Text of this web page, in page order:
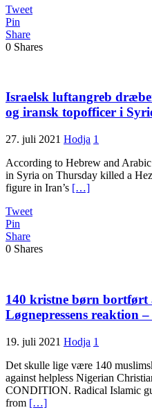
Tweet
Pin
Share
0 Shares
Israelsk luftangreb
og iransk topofficer i
27. juli 2021 Hodja 1
According to Hebrew and
in Syria on Thursday killed a
figure in Iran’s […]
Tweet
Pin
Share
0 Shares
140 kristne børn bortført
Løgnepressens reaktion
19. juli 2021 Hodja 1
Det skulle lige være 140
against helpless Nigerian
CONDITION. Radical Islamic
from […]